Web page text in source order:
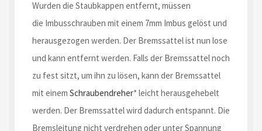
Wurden die Staubkappen entfernt, müssen
die Imbusschrauben mit einem 7mm Imbus gelöst und
herausgezogen werden. Der Bremssattel ist nun lose
und kann entfernt werden. Falls der Bremssattel noch
zu fest sitzt, um ihn zu lösen, kann der Bremssattel
mit einem Schraubendreher* leicht herausgehebelt
werden. Der Bremssattel wird dadurch entspannt. Die
Bremsleitung nicht verdrehen oder unter Spannung